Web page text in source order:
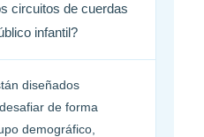
circuitos de cuerdas
infantil?
diseñados
de forma
demográfico,